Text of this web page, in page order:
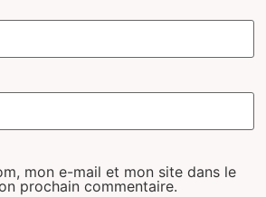
mon e-mail et mon site dans le
prochain commentaire.